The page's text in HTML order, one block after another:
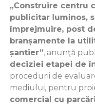
„Construire centru
publicitar luminos,
împrejmuire, post
branșamente la
șantier”, anunţă
deciziei etapei de
procedurii de
mediului, pentru
comercial cu